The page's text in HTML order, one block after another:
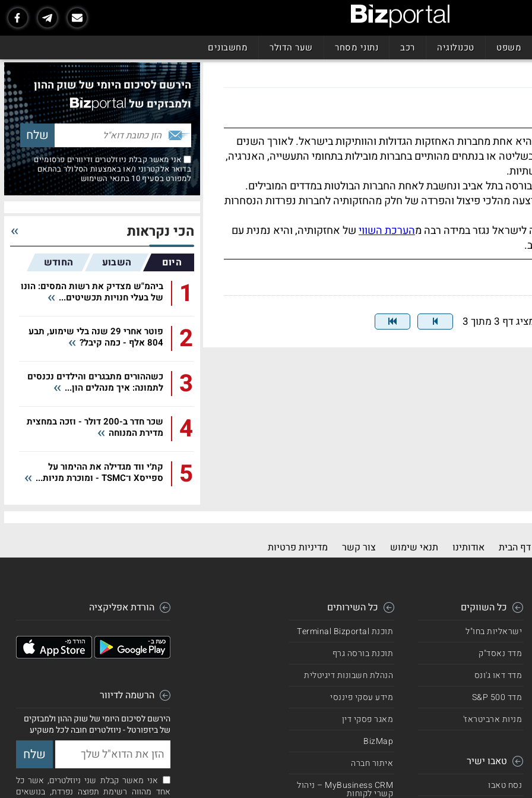
משפט טכנולוגיה רכב נתוני מסחר שער הדולר מחשבונים
אחת מחברות האחזקות הגדולות והוותיקות בישראל. לאורך השנים
או בנתחים מהותיים בחברות מובילות בתחומי התעשייה, האנרגיה,
בתל אביב ונחשבת לאחת החברות הבולטות במדדים המובילים.
מהלכי פיצול והפרדה של חלק מהחזקותיה לחברות נפרדות הנסחרות
נגזר במידה רבה מהערכת השווישל אחזקותיה, והיא נמנית עם
דף 3 מתוך 3
הירשם לסיכום היומי של שוק ההון
ולמבזקים של
אני מאשר קבלת ניוזלטרים ודיוורים פרסומיים
בדואר אלקטרוני ו/או באמצעות הסלולר בהתאם
למפורט בסעיף 10 בתנאי השימוש
הכי נקראות
היום השבוע החודש
1
ביהמ"ש מצדיק את רשות המסים: הונו
של בעלי חנויות תכשיטים...
2
פוטר אחרי 29 שנה בלי שימוע, תבע
804 אלף - כמה קיבל?
3
כשההורים מתבגרים והילדים נכנסים
לתמונה: איך מנהלים הון...
4
שכר חדר ב-200 דולר - וזכה במחצית
מדירת המנוחה
5
קת׳י ווד מגדילה את ההימור על
ספייסX ו־TSMC - ומוכרת מניות...
דף הבית אודותינו תנאי שימוש צור קשר מדיניות פרטיות
כל השווקים
ישראליות בחו"ל
מדד נאסד"ק
מדד דאו ג'ונס
מדד 500 S&P
מניות ארביטראז'
טאבו ישיר
נסח טאבו
כל השירותים
תוכנת Terminal Bizportal
תוכנת בורסה גרף
הנהלת חשבונות דיגיטלית
מידע עסקי פיננסי
מאגר פסקי דין
BizMap
איתור חברה
MyBusiness CRM – ניהול
קשרי לקוחות
הורדת אפליקציה
הרשמה לדיוור
הירשם לסיכום היומי של שוק ההון ולמבזקים
של ביזפורטל - ניוזלטרים חובה לכל משקיע
אני מאשר קבלת שני ניוזלטרים, אשר כל
אחד מהווה רשימת תפוצה נפרדת, בנושאים